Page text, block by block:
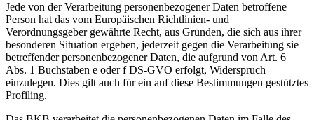
Jede von der Verarbeitung personenbezogener Daten betroffene
Person hat das vom Europäischen Richtlinien- und
Verordnungsgeber gewährte Recht, aus Gründen, die sich aus ihrer
besonderen Situation ergeben, jederzeit gegen die Verarbeitung sie
betreffender personenbezogener Daten, die aufgrund von Art. 6
Abs. 1 Buchstaben e oder f DS-GVO erfolgt, Widerspruch
einzulegen. Dies gilt auch für ein auf diese Bestimmungen gestütztes
Profiling.